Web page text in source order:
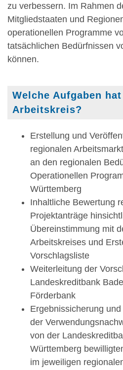
zu verbessern. Im Rahmen
Mitgliedstaaten und
operationellen Programme
tatsächlichen Bedürfnissen
können.
Welche Aufgaben
Arbeitskreis?
Erstellung und
regionalen
an den regionalen
Operationellen
Württemberg
Inhaltliche Bewertung
Projektanträge
Übereinstimmung mit
Arbeitskreises und
Vorschlagsliste
Weiterleitung der
Landeskreditbank
Förderbank
Ergebnissicherung
der
von der
Württemberg
im jeweiligen